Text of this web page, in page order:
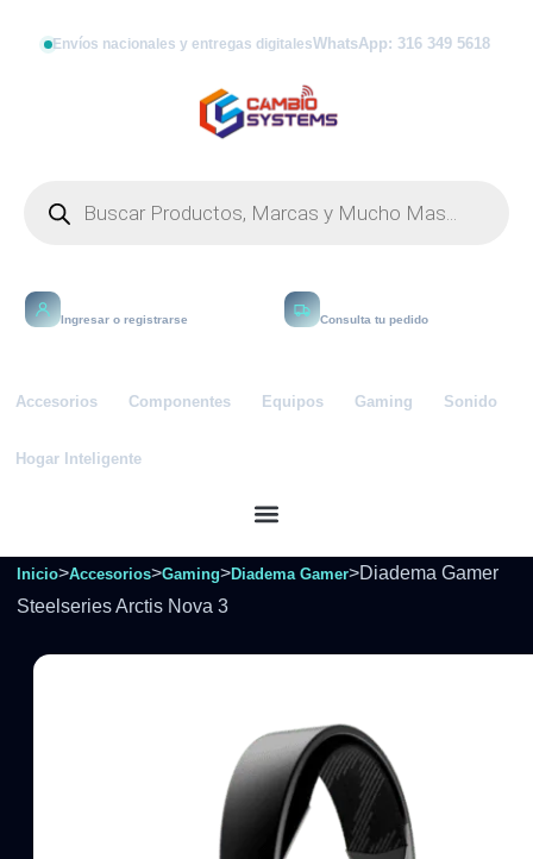
Envíos nacionales y entregas digitalesWhatsApp: 316 349 5618
Ingresar o registrarse Consulta tu pedido
Accesorios Componentes Equipos Gaming Sonido
Hogar Inteligente
Inicio>Accesorios>Gaming>Diadema Gamer>Diadema Gamer
Steelseries Arctis Nova 3